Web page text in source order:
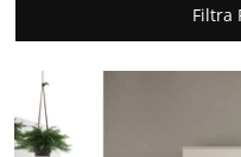
Filtra